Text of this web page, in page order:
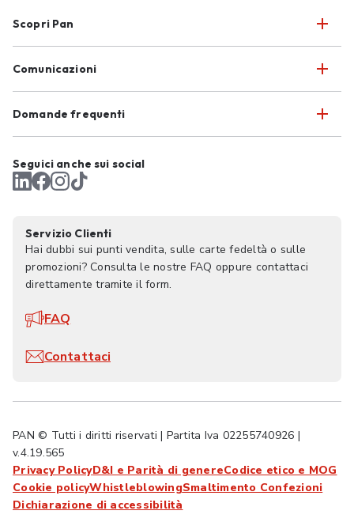
Scopri Pan
Comunicazioni
Domande frequenti
Seguici anche sui social
Servizio Clienti
Hai dubbi sui punti vendita, sulle carte fedeltà o sulle
promozioni? Consulta le nostre FAQ oppure contattaci
direttamente tramite il form.
FAQ
Contattaci
PAN © Tutti i diritti riservati | Partita Iva 02255740926 |
v.4.19.565
Privacy PolicyD&I e Parità di genereCodice etico e MOG
Cookie policyWhistleblowingSmaltimento Confezioni
Dichiarazione di accessibilità